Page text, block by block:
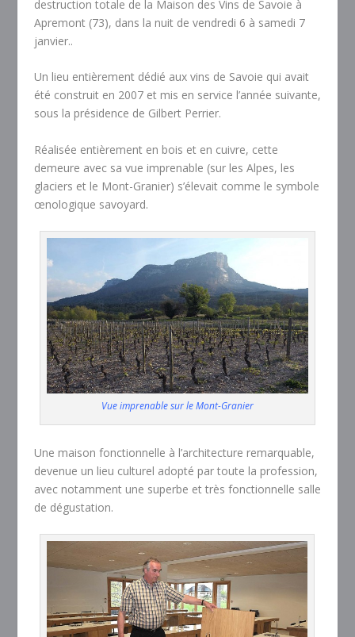
destruction totale de la Maison des Vins de Savoie à
Apremont (73), dans la nuit de vendredi 6 à samedi 7
janvier..
Un lieu entièrement dédié aux vins de Savoie qui avait
été construit en 2007 et mis en service l’année suivante,
sous la présidence de Gilbert Perrier.
Réalisée entièrement en bois et en cuivre, cette
demeure avec sa vue imprenable (sur les Alpes, les
glaciers et le Mont-Granier) s’élevait comme le symbole
œnologique savoyard.
Vue imprenable sur le Mont-Granier
Une maison fonctionnelle à l’architecture remarquable,
devenue un lieu culturel adopté par toute la profession,
avec notamment une superbe et très fonctionnelle salle
de dégustation.